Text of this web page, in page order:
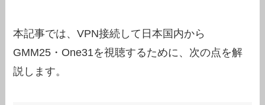
本記事では、VPN接続して日本国内から
GMM25・One31を視聴するために、次の点を解
説します。